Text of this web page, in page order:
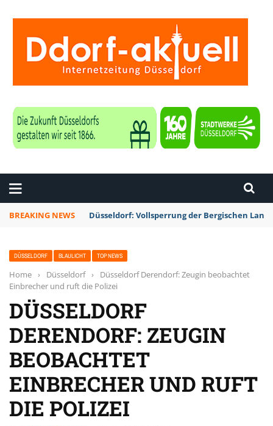
BREAKING NEWS Düsseldorf: Vollsperrung der Bergischen
DÜSSELDORF BLAULICHT TOP NEWS
Home › Düsseldorf ›
Düsseldorf Derendorf: Zeugin beobachtet
Einbrecher und ruft die Polizei
DÜSSELDORF
DERENDORF: ZEUGIN
BEOBACHTET
EINBRECHER UND RUFT
DIE POLIZEI